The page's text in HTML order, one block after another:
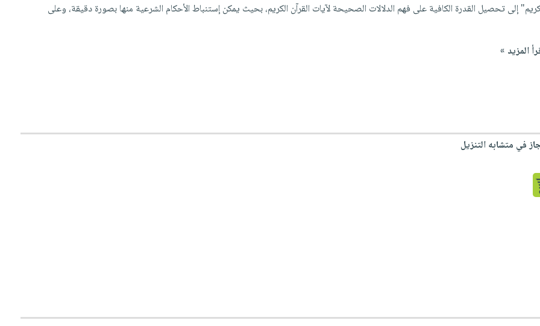
إلى تحصيل القدرة الكافية على فهم الدلالات الصحيحة لآيات القرآن الكريم، بحيث يمكن إستنباط الأحكام الشرعية منها بصورة دقيقة، وعلى
المزيد »
في متشابه التنزيل